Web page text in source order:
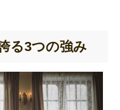
る3つの強み